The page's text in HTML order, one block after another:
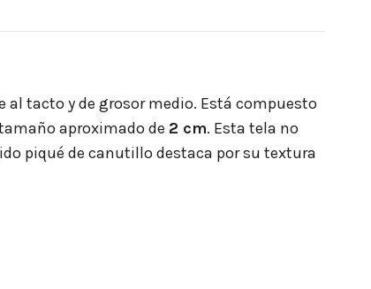
al tacto y de grosor medio. Está compuesto
aproximado de 2 cm. Esta tela no
piqué de canutillo destaca por su textura